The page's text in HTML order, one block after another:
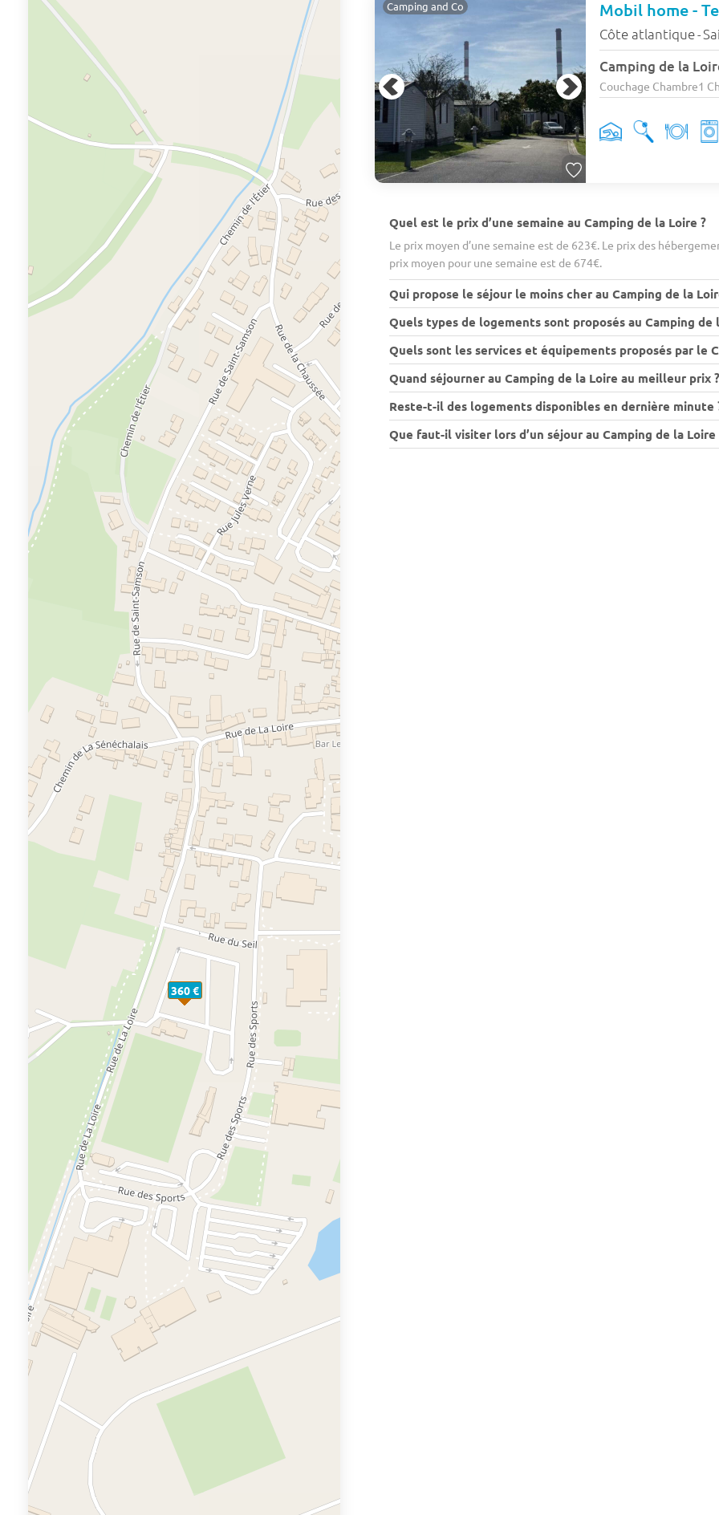
360 €
Camping and Co Mobil home -
Côte atlantique-
Camping de la
Couchage Chambre1
Quel est le prix d’une semaine au Camping de la Loire ?
Le prix moyen d’une semaine est de 623€. Le prix des
prix moyen pour une semaine est de 674€.
Qui propose le séjour le moins cher au Camping de la
Quels types de logements sont proposés au Camping de
Quels sont les services et équipements proposés par le
Quand séjourner au Camping de la Loire au meilleur prix ?
Reste-t-il des logements disponibles en dernière minute
Que faut-il visiter lors d’un séjour au Camping de la Loire